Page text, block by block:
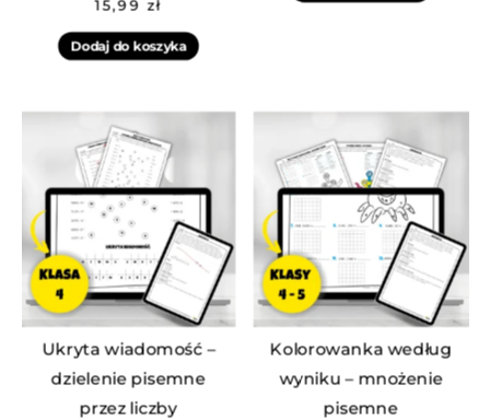
15,99zł
Dodaj do koszyka
Ukryta wiadomość –
dzielenie pisemne
przez liczby
Kolorowanka według
wyniku – mnożenie
pisemne